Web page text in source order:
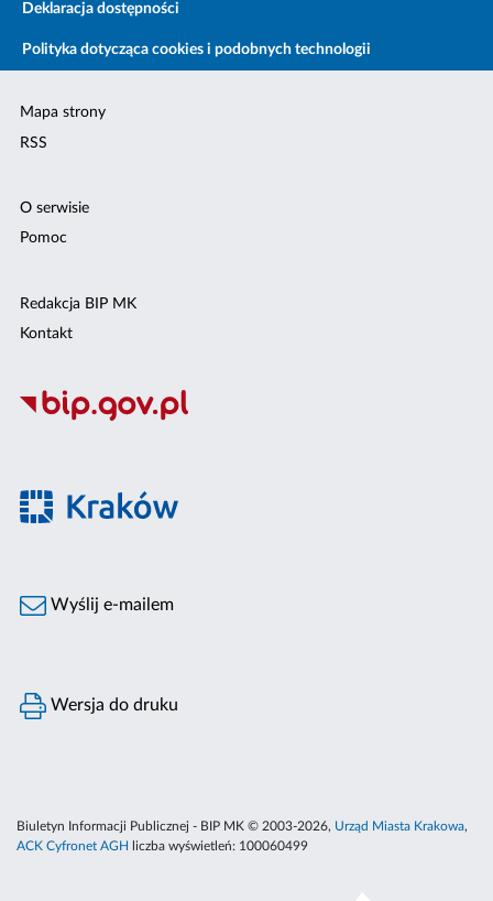
Deklaracja dostępności
Polityka dotycząca cookies i podobnych technologii
Mapa strony
RSS
O serwisie
Pomoc
Redakcja BIP MK
Kontakt
Wyślij e-mailem
Wersja do druku
Biuletyn Informacji Publicznej - BIP MK © 2003-2026, Urząd Miasta Krakowa,
ACK Cyfronet AGH
liczba wyświetleń: 100060499